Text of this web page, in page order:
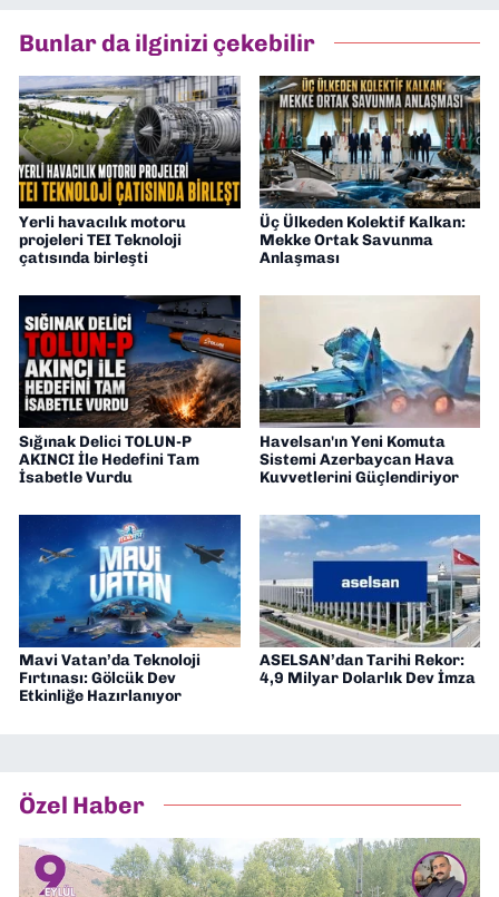
İzmir’den teknoloji dünyasına dair
yorumlarımı paylaşıyorum. Takipte kalın!
🚀
Bunlar da ilginizi çekebilir
Yerli havacılık motoru
projeleri TEI Teknoloji
çatısında birleşti
Üç Ülkeden Kolektif Kalkan:
Mekke Ortak Savunma
Anlaşması
Sığınak Delici TOLUN-P
AKINCI İle Hedefini Tam
İsabetle Vurdu
Havelsan'ın Yeni Komuta
Sistemi Azerbaycan Hava
Kuvvetlerini Güçlendiriyor
Mavi Vatan’da Teknoloji
Fırtınası: Gölcük Dev
Etkinliğe Hazırlanıyor
ASELSAN’dan Tarihi Rekor:
4,9 Milyar Dolarlık Dev İmza
Özel Haber